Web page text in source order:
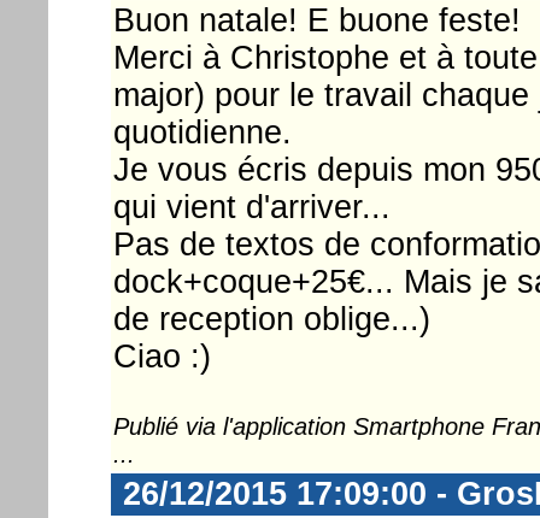
Buon natale! E buone feste!
Merci à Christophe et à
major) pour le travail
quotidienne.
Je vous écris depuis mon
qui vient d'arriver...
Pas de textos de
dock+coque+25€... Mais je
de reception oblige...)
Ciao :)
Publié via l'application Smartphone
...
26/12/2015 17:09:00 -